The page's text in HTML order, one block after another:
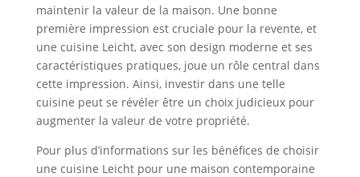
maintenir la valeur de la maison. Une bonne
première impression est cruciale pour la revente, et
une cuisine Leicht, avec son design moderne et ses
caractéristiques pratiques, joue un rôle central dans
cette impression. Ainsi, investir dans une telle
cuisine peut se révéler être un choix judicieux pour
augmenter la valeur de votre propriété.
Pour plus d’informations sur les bénéfices de choisir
une cuisine Leicht pour une maison contemporaine